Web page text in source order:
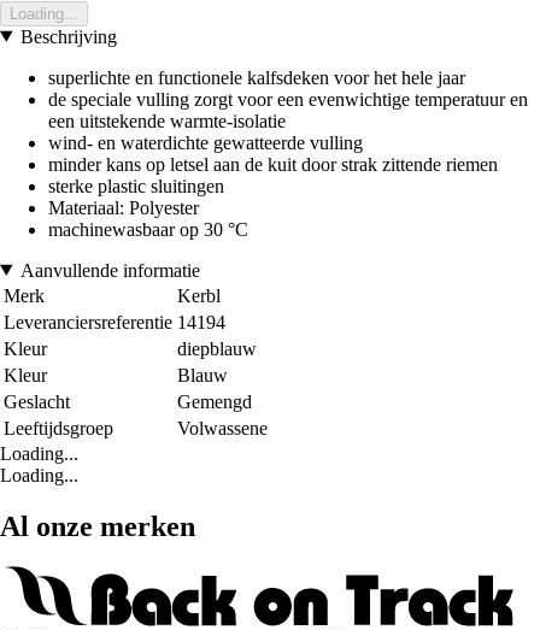
Loading...
Beschrijving
superlichte en functionele kalfsdeken voor het hele jaar
de speciale vulling zorgt voor een evenwichtige temperatuur en
een uitstekende warmte-isolatie
wind- en waterdichte gewatteerde vulling
minder kans op letsel aan de kuit door strak zittende riemen
sterke plastic sluitingen
Materiaal: Polyester
machinewasbaar op 30 °C
Aanvullende informatie
Merk
Kerbl
Leveranciersreferentie 14194
Kleur
diepblauw
Kleur
Blauw
Geslacht
Gemengd
Leeftijdsgroep
Volwassene
Loading...
Loading...
Al onze merken